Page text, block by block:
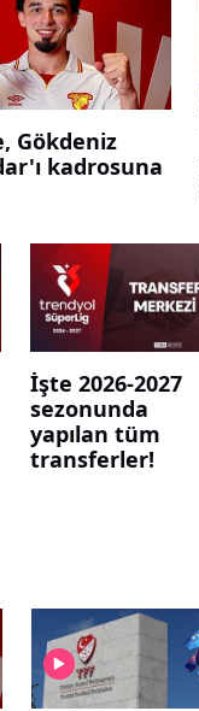
Gökdeniz
kadrosuna
İşte 2026-2027
sezonunda
yapılan tüm
transferler!